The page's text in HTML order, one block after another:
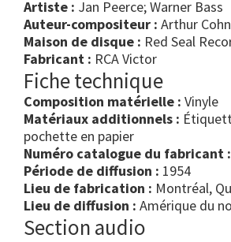
Artiste : Jan Peerce; Warner Bass
Auteur-compositeur : Arthur Cohn
Maison de disque : Red Seal
Fabricant : RCA Victor
Fiche technique
Composition matérielle : Vinyle
Matériaux additionnels :
pochette en papier
Numéro catalogue du fabricant :
Période de diffusion : 1954
Lieu de fabrication : Montréal,
Lieu de diffusion : Amérique du
Section audio